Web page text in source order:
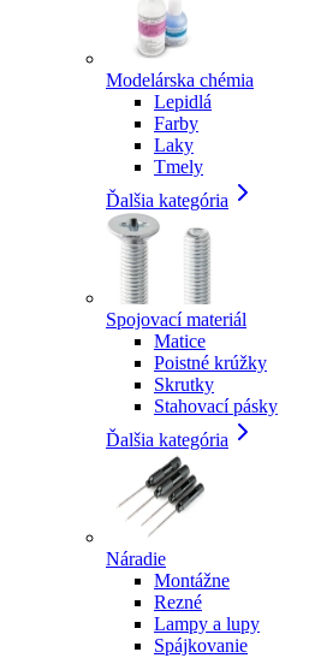
Modelárska chémia
Lepidlá
Farby
Laky
Tmely
Ďalšia kategória
Spojovací materiál
Matice
Poistné krúžky
Skrutky
Stahovací pásky
Ďalšia kategória
Náradie
Montážne
Rezné
Lampy a lupy
Spájkovanie